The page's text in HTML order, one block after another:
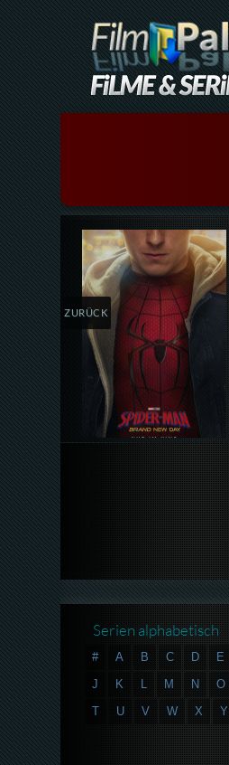
Details,Play
ZURÜCK
Serien alphabetisch
# A B C D E
J
K L M N O
T
U V W X Y